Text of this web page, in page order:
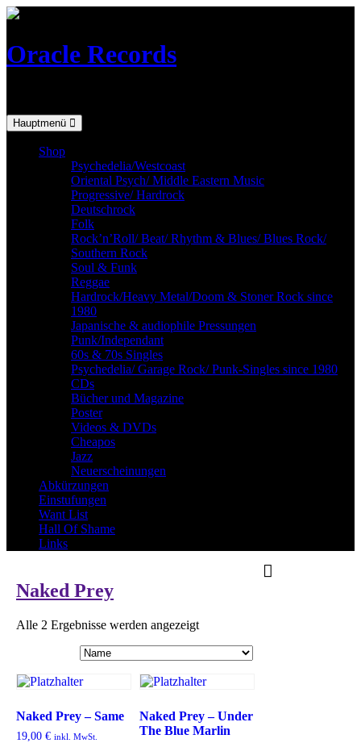
Skip
Oracle Records
Hauptmenü
Shop
Psychedelia/Westcoast
Oriental Psych/ Middle Eastern Music
Progressive/ Hardrock
Deutschrock
Folk
Rock’n’Roll/ Beat/ Rhythm & Blues/ Blues Rock/
Southern Rock
Soul & Funk
Reggae
Hardrock/Heavy Metal/Doom & Stoner Rock since
1980
Japanische & audiophile Pressungen
Punk/Independant
60s & 70s Singles
Psychedelia/ Garage Rock/ Punk-Singles since 1980
CDs
Bücher und Magazine
Poster
Videos & DVDs
Cheapos
Jazz
Neuerscheinungen
Abkürzungen
Einstufungen
Want List
Hall Of Shame
Links
Naked Prey
Alle 2 Ergebnisse werden angezeigt
Naked Prey – Same
19,00 € inkl. MwSt.
Naked Prey – Under
The Blue Marlin